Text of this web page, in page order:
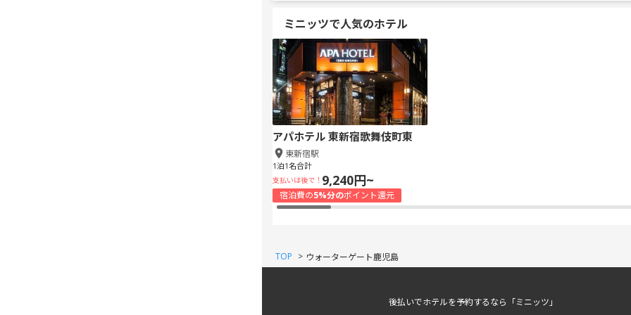
ミニッツで人気のホテル
アパホテル 東新宿歌舞伎町東
東新宿駅
1泊1名合計
支払いは後で！ 9,240円~
宿泊費の5%分のポイント還元
TOP > ウォーターゲート鹿児島
後払いでホテルを予約するなら「ミニッツ」